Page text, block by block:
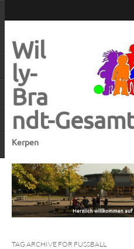
Wil
ly-
Bra
ndt-
Kerpen
TAG ARCHIVE FOR FUSSBALL